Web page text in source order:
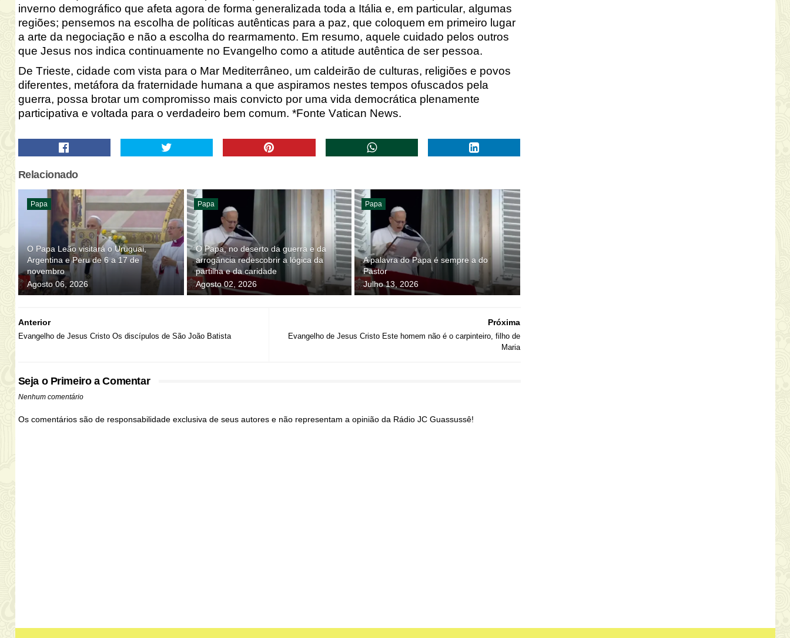
inverno demográfico que afeta agora de forma generalizada toda a Itália e, em particular, algumas
regiões; pensemos na escolha de políticas autênticas para a paz, que coloquem em primeiro lugar
a arte da negociação e não a escolha do rearmamento. Em resumo, aquele cuidado pelos outros
que Jesus nos indica continuamente no Evangelho como a atitude autêntica de ser pessoa.
De Trieste, cidade com vista para o Mar Mediterrâneo, um caldeirão de culturas, religiões e povos
diferentes, metáfora da fraternidade humana a que aspiramos nestes tempos ofuscados pela
guerra, possa brotar um compromisso mais convicto por uma vida democrática plenamente
participativa e voltada para o verdadeiro bem comum. *Fonte Vatican News.
Relacionado
Papa
O Papa Leão visitará o Uruguai,
Argentina e Peru de 6 a 17 de
novembro
Agosto 06, 2026
Papa
O Papa, no deserto da guerra e da
arrogância redescobrir a lógica da
partilha e da caridade
Agosto 02, 2026
Papa
A palavra do Papa é sempre a do
Pastor
Julho 13, 2026
Próxima
Evangelho de Jesus Cristo Este homem não é o carpinteiro, filho de
Maria
Anterior
Evangelho de Jesus Cristo Os discípulos de São João Batista
Seja o Primeiro a Comentar
Nenhum comentário
Os comentários são de responsabilidade exclusiva de seus autores e não representam a opinião da Rádio JC Guassussê!